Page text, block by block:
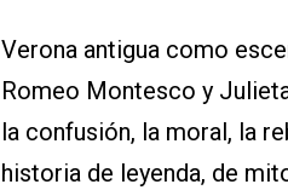
Verona antigua como
Romeo Montesco y
la confusión, la moral, la
historia de leyenda, de